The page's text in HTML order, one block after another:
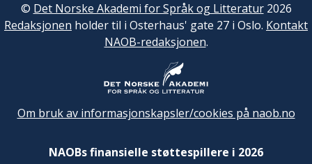
© Det Norske Akademi for Språk og Litteratur2026
Redaksjonen holder til i Osterhaus' gate 27 i Oslo. Kontakt
NAOB-redaksjonen.
Om bruk av informasjonskapsler/cookies på naob.no
NAOBs finansielle støttespillere i 2026